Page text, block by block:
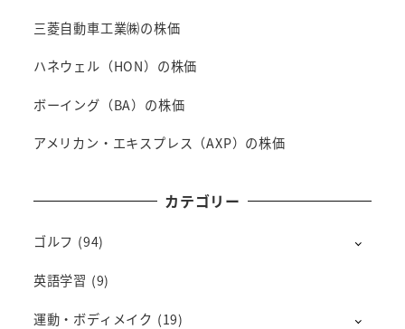
三菱自動車工業㈱の株価
ハネウェル（HON）の株価
ボーイング（BA）の株価
アメリカン・エキスプレス（AXP）の株価
カテゴリー
ゴルフ (94)
英語学習 (9)
運動・ボディメイク (19)